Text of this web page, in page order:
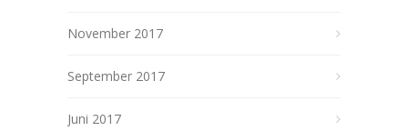
November 2017
September 2017
Juni 2017